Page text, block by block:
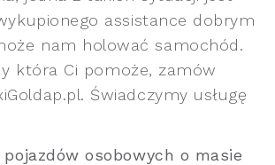
assistance dobrym
nam holować samochód.
która Ci pomoże, zamów
Świadczymy usługę
osobowych o masie